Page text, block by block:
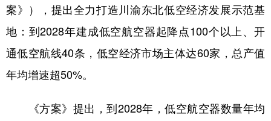
案》），提出全力打造川渝东北低空经济发展示范基
地：到2028年建成低空航空器起降点100个以上、开
通低空航线40条，低空经济市场主体达60家，总产值
年均增速超50%。
《方案》提出，到2028年，低空航空器数量年均